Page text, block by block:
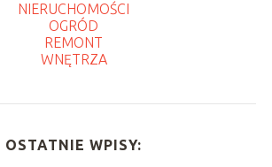
NIERUCHOMOŚCI
OGRÓD
REMONT
WNĘTRZA
OSTATNIE WPISY: